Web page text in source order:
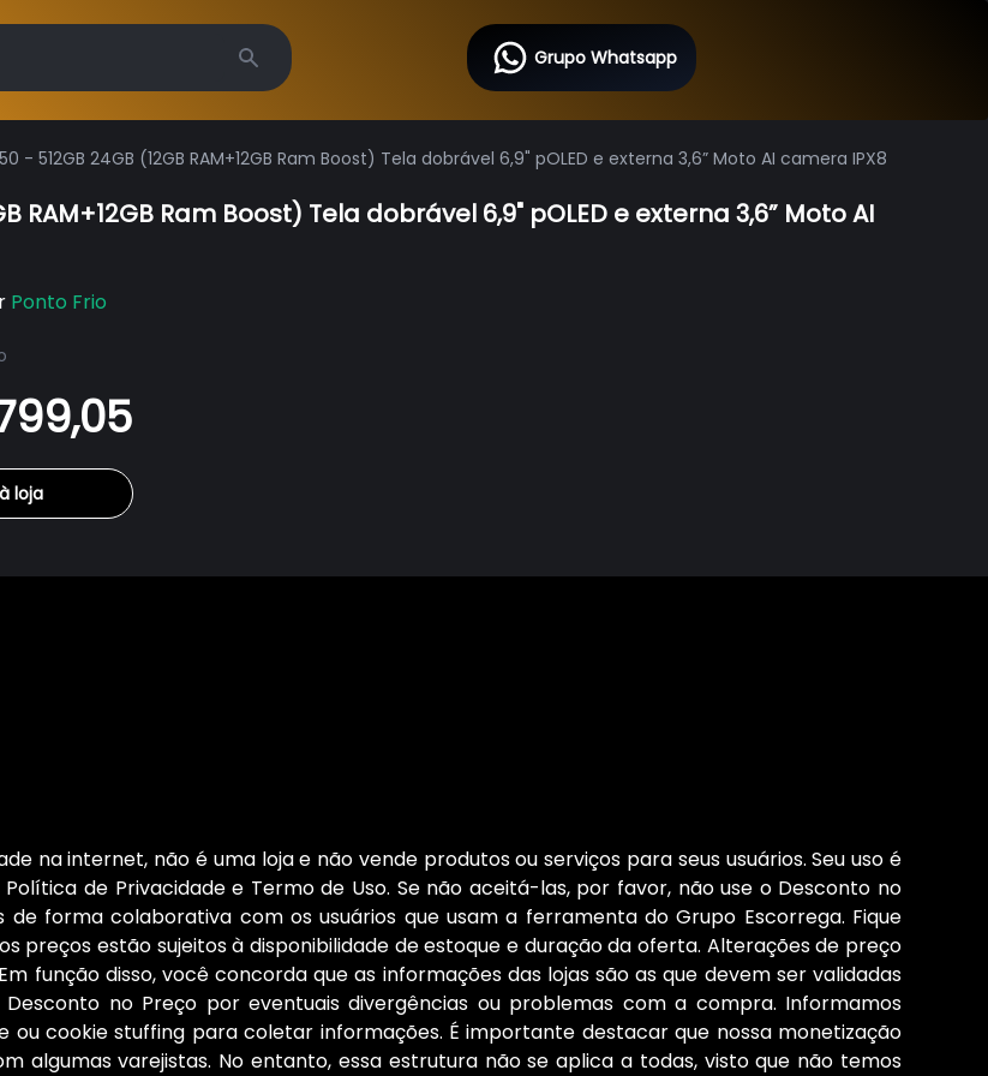
Search
Grupo Whatsapp
- 512GB 24GB (12GB RAM+12GB Ram Boost) Tela dobrável 6,9" pOLED e externa 3,6” Moto AI camera IPX8
RAM+12GB Ram Boost) Tela dobrável 6,9" pOLED e externa 3,6” Moto AI
Ponto Frio
loja
na internet, não é uma loja e não vende produtos ou serviços para seus usuários. Seu uso é
de Privacidade e Termo de Uso. Se não aceitá-las, por favor, não use o Desconto no
forma colaborativa com os usuários que usam a ferramenta do Grupo Escorrega. Fique
preços estão sujeitos à disponibilidade de estoque e duração da oferta. Alterações de preço
função disso, você concorda que as informações das lojas são as que devem ser validadas
no Preço por eventuais divergências ou problemas com a compra. Informamos
ou cookie stuffing para coletar informações. É importante destacar que nossa monetização
algumas varejistas. No entanto, essa estrutura não se aplica a todas, visto que não temos